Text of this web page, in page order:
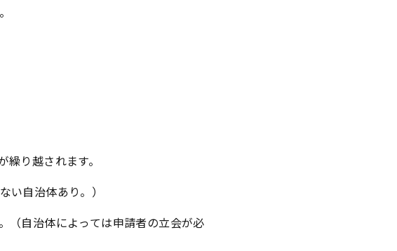
り越されます。
自治体あり。）
（自治体によっては申請者の立会が必